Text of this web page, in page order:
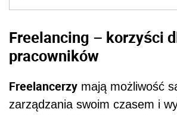
Freelancing – korzyści
pracowników
Freelancerzy mają możliwość
zarządzania swoim czasem i